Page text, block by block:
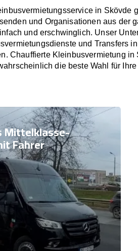
in Skövde
und Organisationen aus der
und erschwinglich. Unser
und Transfers
Chauffierte Kleinbusvermietung in
die beste Wahl für
Mittelklasse-
Fahrer